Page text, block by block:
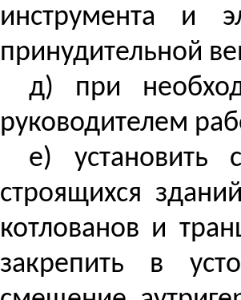
инструмента и
принудительной
д) при
руководителем
е)
строящихся
котлованов и
закрепить в